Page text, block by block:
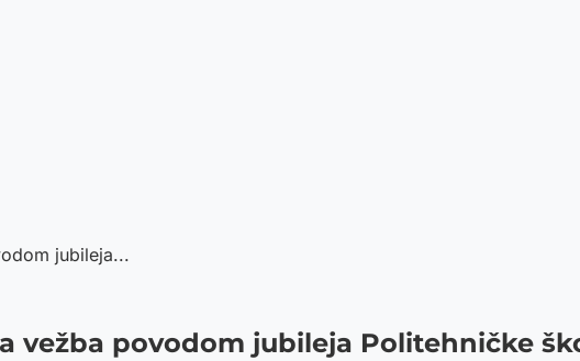
jubileja...
vežba povodom jubileja Politehničke